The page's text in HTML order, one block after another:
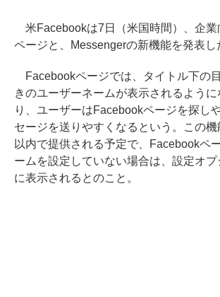
米Facebookは7日（米国時間）、企業
ページと、Messengerの新機能を発表し
Facebookページでは、タイトル下の
きのユーザーネームが表示されるように
り、ユーザーはFacebookページを探し
セージを送りやすくなるという。この
以内で提供される予定で、Facebookペ
ームを設定していない場合は、設定オ
に表示されるとのこと。